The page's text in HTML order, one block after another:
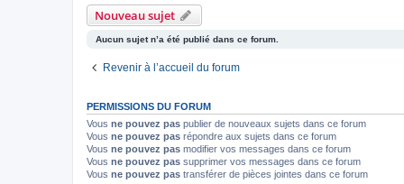
Nouveau sujet
Aucun sujet n’a été publié dans ce forum.
Revenir à l’accueil du forum
PERMISSIONS DU FORUM
Vous ne pouvez pas publier de nouveaux sujets dans ce forum
Vous ne pouvez pas répondre aux sujets dans ce forum
Vous ne pouvez pas modifier vos messages dans ce forum
Vous ne pouvez pas supprimer vos messages dans ce forum
Vous ne pouvez pas transférer de pièces jointes dans ce forum